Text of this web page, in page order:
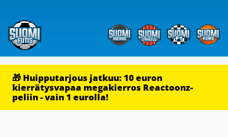
🎁 Huipputarjous jatkuu: 10 euron
kierrätysvapaa megakierros Reactoonz-
peliin - vain 1 eurolla!